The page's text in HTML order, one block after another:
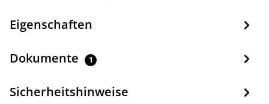
Eigenschaften
Dokumente 1
Sicherheitshinweise